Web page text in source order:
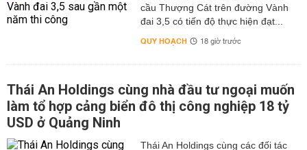
cầu Thượng Cát trên đường Vành
đai 3,5 có tiến độ thực hiện đạt...
QUY HOẠCH 18 giờ trước
Thái An Holdings cùng nhà đầu tư ngoại muốn
làm tổ hợp cảng biển đô thị công nghiệp 18 tỷ
USD ở Quảng Ninh
Thái An Holdings cùng các đối tác